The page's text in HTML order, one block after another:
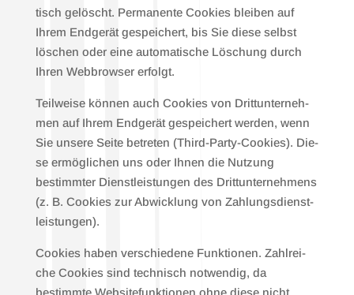
tisch gelöscht. Per­ma­nen­te Coo­kies blei­ben auf
Ihrem End­ge­rät gespei­chert, bis Sie die­se selbst
löschen oder eine auto­ma­ti­sche Löschung durch
Ihren Web­brow­ser erfolgt.
Teil­wei­se kön­nen auch Coo­kies von Dritt­un­ter­neh­
men auf Ihrem End­ge­rät gespei­chert wer­den, wenn
Sie unse­re Sei­te betre­ten (Third-Par­ty-Coo­kies). Die­
se ermög­li­chen uns oder Ihnen die Nut­zung
bestimm­ter Dienst­leis­tun­gen des Dritt­un­ter­neh­mens
(z. B. Coo­kies zur Abwick­lung von Zah­lungs­dienst­
leis­tun­gen).
Coo­kies haben ver­schie­de­ne Funk­tio­nen. Zahl­rei­
che Coo­kies sind tech­nisch not­wen­dig, da
bestimm­te Web­site­funk­tio­nen ohne die­se nicht